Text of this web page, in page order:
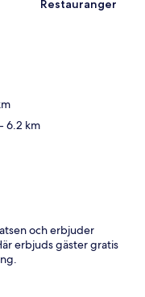
Restauranger
- 6.2 km
och erbjuder
erbjuds gäster gratis